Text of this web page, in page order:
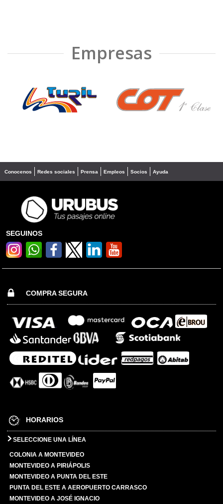
Empresas
❮ ❯
Conocenos Redes sociales Prensa Empleos Socios Ayuda
SEGUINOS
COMPRA SEGURA
HORARIOS
SELECCIONE UNA LÍNEA
COLONIA A MONTEVIDEO
MONTEVIDEO A PIRIÁPOLIS
MONTEVIDEO A PUNTA DEL ESTE
PUNTA DEL ESTE A AEROPUERTO CARRASCO
MONTEVIDEO A JOSÉ IGNACIO